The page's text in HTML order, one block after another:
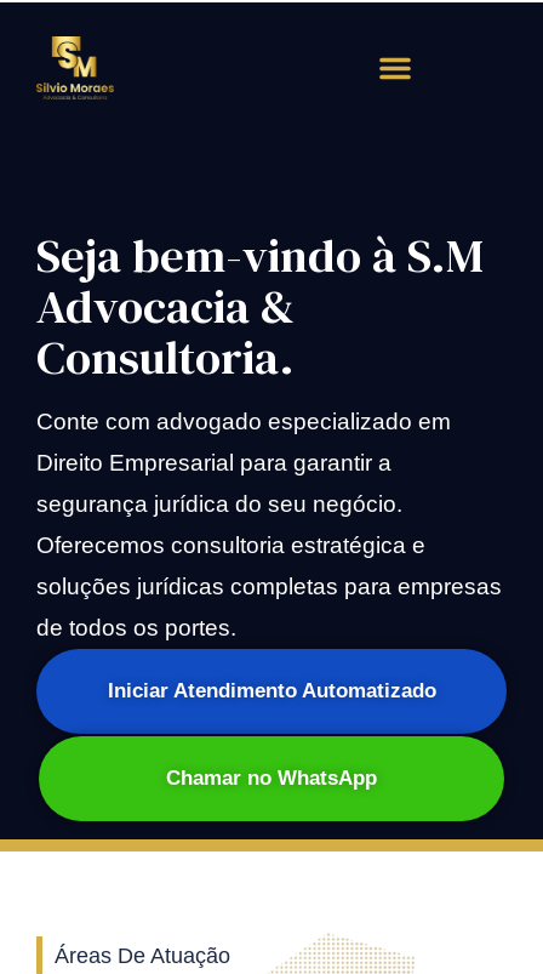
Seja bem-vindo à S.M
Advocacia &
Consultoria.
Conte com advogado especializado em
Direito Empresarial para garantir a
segurança jurídica do seu negócio.
Oferecemos consultoria estratégica e
soluções jurídicas completas para empresas
de todos os portes.
Iniciar Atendimento Automatizado
Chamar no WhatsApp
Áreas De Atuação